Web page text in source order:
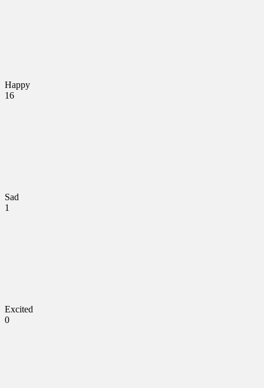
Happy
16
Sad
1
Excited
0